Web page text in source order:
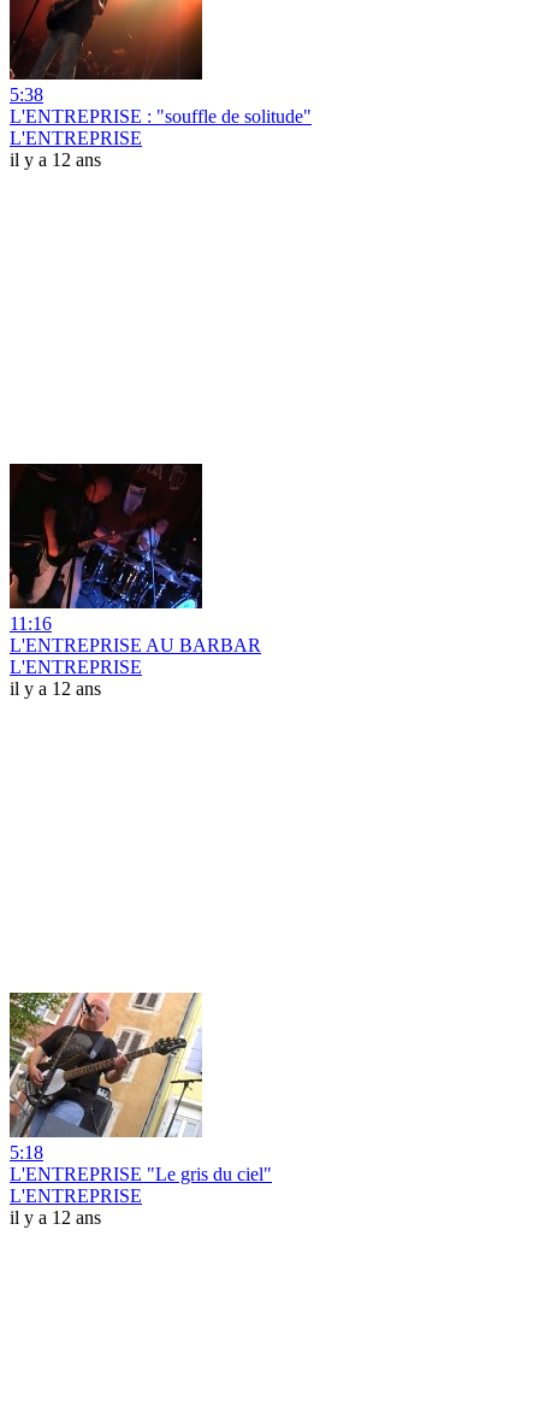
5:38
L'ENTREPRISE : "souffle de solitude"
L'ENTREPRISE
il y a 12 ans
11:16
L'ENTREPRISE AU BARBAR
L'ENTREPRISE
il y a 12 ans
5:18
L'ENTREPRISE "Le gris du ciel"
L'ENTREPRISE
il y a 12 ans